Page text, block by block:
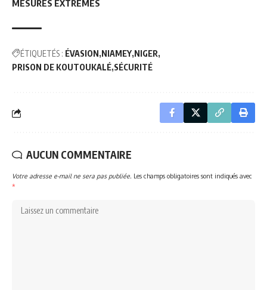
MESURES EXTRÊMES
ÉTIQUETÉS : ÉVASION NIAMEY NIGER
PRISON DE KOUTOUKALÉ SÉCURITÉ
AUCUN COMMENTAIRE
Votre adresse e-mail ne sera pas publiée. Les champs obligatoires sont indiqués avec
*